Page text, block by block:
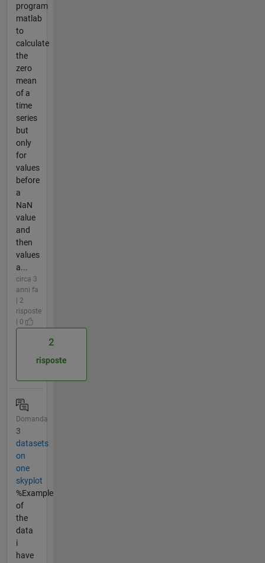
program
matlab
to
calculate
the
zero
mean
of a
time
series
but
only
for
values
before
a
NaN
value
and
then
values
a...
circa 3
anni fa
| 2
risposte
| 0
2
risposte
Domanda
3
datasets
on
one
skyplot
%Example
of
the
data
i
have